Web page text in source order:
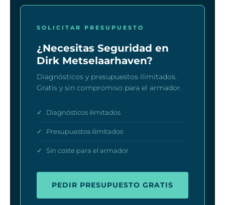
SOLICITAR PRESUPUESTO
¿Necesitas Seguridad en
Dirk Metselaarhaven?
Diagnósticos y presupuestos ilimitados.
Gratis y sin compromiso para el armador.
✓ Diagnósticos ilimitados
✓ Presupuestos ilimitados
✓ Sin coste para el armador
PEDIR PRESUPUESTO GRATIS